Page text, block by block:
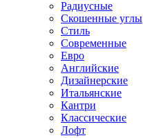
Радиусные
Скошенные углы
Стиль
Современные
Евро
Английские
Дизайнерские
Итальянские
Кантри
Классические
Лофт